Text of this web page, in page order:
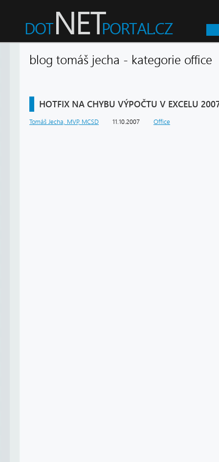
blog tomáš jecha - kategorie
HOTFIX NA CHYBU VÝPOČTU V EXCELU
Tomáš Jecha, MVP, MCSD 11.10.2007 Office